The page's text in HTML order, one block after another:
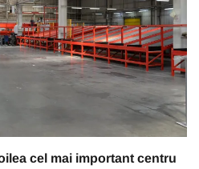
cel mai important centru